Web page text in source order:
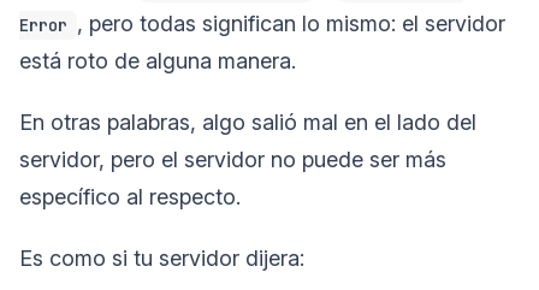
Error , pero todas significan lo mismo: el servidor
está roto de alguna manera.
En otras palabras, algo salió mal en el lado del
servidor, pero el servidor no puede ser más
específico al respecto.
Es como si tu servidor dijera: